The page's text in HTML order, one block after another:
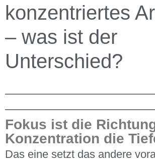
konzentriertes
– was ist der
Unterschied?​
Fokus ist die
Konzentration die
Das eine setzt das andere